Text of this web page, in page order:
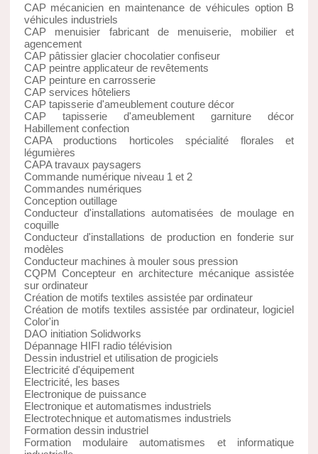
CAP mécanicien en maintenance de véhicules option B
véhicules industriels
CAP menuisier fabricant de menuiserie, mobilier et
agencement
CAP pâtissier glacier chocolatier confiseur
CAP peintre applicateur de revêtements
CAP peinture en carrosserie
CAP services hôteliers
CAP tapisserie d'ameublement couture décor
CAP tapisserie d'ameublement garniture décor
Habillement confection
CAPA productions horticoles spécialité florales et
légumières
CAPA travaux paysagers
Commande numérique niveau 1 et 2
Commandes numériques
Conception outillage
Conducteur d'installations automatisées de moulage en
coquille
Conducteur d'installations de production en fonderie sur
modèles
Conducteur machines à mouler sous pression
CQPM Concepteur en architecture mécanique assistée
sur ordinateur
Création de motifs textiles assistée par ordinateur
Création de motifs textiles assistée par ordinateur, logiciel
Color'in
DAO initiation Solidworks
Dépannage HIFI radio télévision
Dessin industriel et utilisation de progiciels
Electricité d'équipement
Electricité, les bases
Electronique de puissance
Electronique et automatismes industriels
Electrotechnique et automatismes industriels
Formation dessin industriel
Formation modulaire automatismes et informatique